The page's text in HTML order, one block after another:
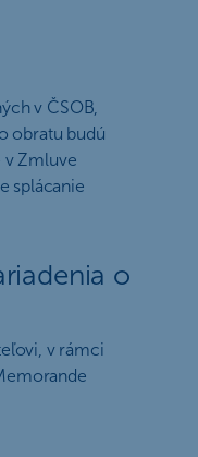
v ČSOB,
obratu budú
v Zmluve
splácanie
o
v rámci